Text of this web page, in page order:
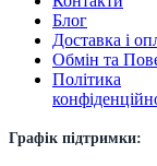
Блог
Доставка і
Обмін та
Політика
Графік підтримки: